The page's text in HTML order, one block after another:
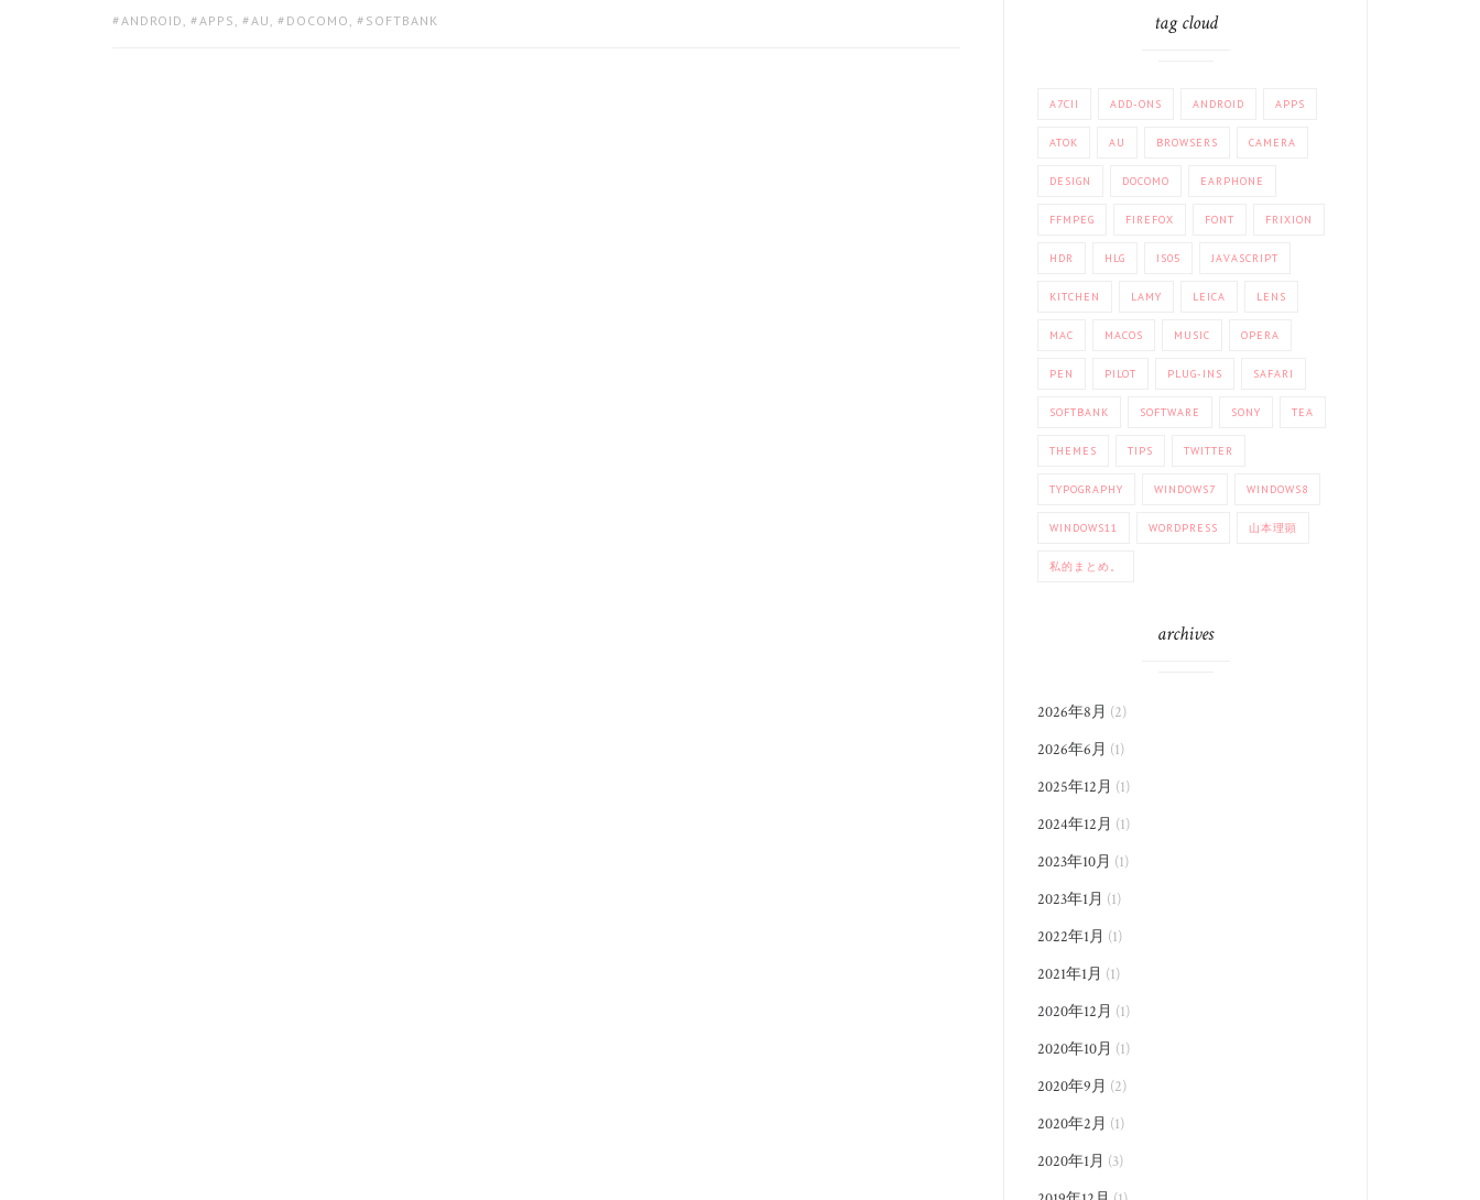
TAGS:
ANDROID , APPS , AU , DOCOMO , SOFTBANK tag cloud
A7CII ADD-ONS ANDROID APPS
ATOK AU BROWSERS CAMERA
DESIGN DOCOMO EARPHONE
FFMPEG FIREFOX FONT FRIXION
HDR HLG IS05 JAVASCRIPT
KITCHEN LAMY LEICA LENS
MAC MACOS MUSIC OPERA
PEN PILOT PLUG-INS SAFARI
SOFTBANK SOFTWARE SONY TEA
THEMES TIPS TWITTER
TYPOGRAPHY WINDOWS7 WINDOWS8
WINDOWS11 WORDPRESS 山本理顕
私的まとめ。
archives
2026年8月 (2)
2026年6月 (1)
2025年12月 (1)
2024年12月 (1)
2023年10月 (1)
2023年1月 (1)
2022年1月 (1)
2021年1月 (1)
2020年12月 (1)
2020年10月 (1)
2020年9月 (2)
2020年2月 (1)
2020年1月 (3)